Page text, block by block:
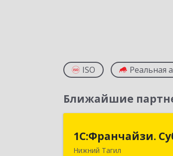
ISO Реальная
Ближайшие
1С:Франчайзи.
Нижний Тагил
1С:Франчайзи.
622034,